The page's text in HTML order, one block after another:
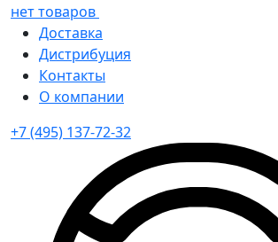
нет товаров
Доставка
Дистрибуция
Контакты
О компании
+7 (495) 137-72-32